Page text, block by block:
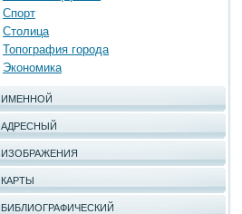
Спорт
Столица
Топография города
Экономика
ИМЕННОЙ
АДРЕСНЫЙ
ИЗОБРАЖЕНИЯ
КАРТЫ
БИБЛИОГРАФИЧЕСКИЙ